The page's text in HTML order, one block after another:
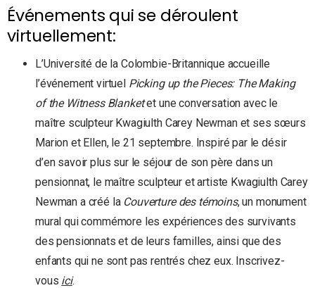
Événements qui se déroulent
virtuellement:
L’Université de la Colombie-Britannique accueille
l’événement virtuel Picking up the Pieces: The Making
of the Witness Blanketet une conversation avec le
maître sculpteur Kwagiulth Carey Newman et ses sœurs
Marion et Ellen, le 21 septembre. Inspiré par le désir
d’en savoir plus sur le séjour de son père dans un
pensionnat, le maître sculpteur et artiste Kwagiulth Carey
Newman a créé la Couverture des témoins, un monument
mural qui commémore les expériences des survivants
des pensionnats et de leurs familles, ainsi que des
enfants qui ne sont pas rentrés chez eux. Inscrivez-
vous ici.